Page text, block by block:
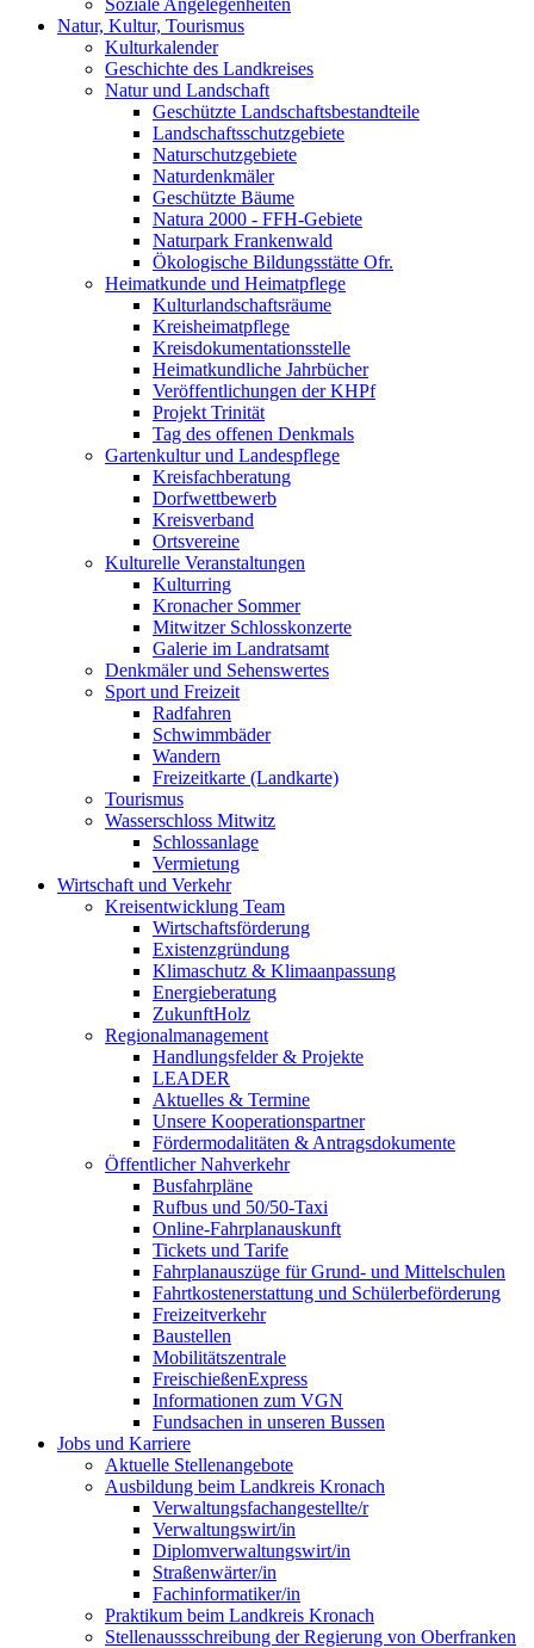
Soziale Angelegenheiten
Natur, Kultur, Tourismus
Kulturkalender
Geschichte des Landkreises
Natur und Landschaft
Geschützte Landschaftsbestandteile
Landschaftsschutzgebiete
Naturschutzgebiete
Naturdenkmäler
Geschützte Bäume
Natura 2000 - FFH-Gebiete
Naturpark Frankenwald
Ökologische Bildungsstätte Ofr.
Heimatkunde und Heimatpflege
Kulturlandschaftsräume
Kreisheimatpflege
Kreisdokumentationsstelle
Heimatkundliche Jahrbücher
Veröffentlichungen der KHPf
Projekt Trinität
Tag des offenen Denkmals
Gartenkultur und Landespflege
Kreisfachberatung
Dorfwettbewerb
Kreisverband
Ortsvereine
Kulturelle Veranstaltungen
Kulturring
Kronacher Sommer
Mitwitzer Schlosskonzerte
Galerie im Landratsamt
Denkmäler und Sehenswertes
Sport und Freizeit
Radfahren
Schwimmbäder
Wandern
Freizeitkarte (Landkarte)
Tourismus
Wasserschloss Mitwitz
Schlossanlage
Vermietung
Wirtschaft und Verkehr
Kreisentwicklung Team
Wirtschaftsförderung
Existenzgründung
Klimaschutz & Klimaanpassung
Energieberatung
ZukunftHolz
Regionalmanagement
Handlungsfelder & Projekte
LEADER
Aktuelles & Termine
Unsere Kooperationspartner
Fördermodalitäten & Antragsdokumente
Öffentlicher Nahverkehr
Busfahrpläne
Rufbus und 50/50-Taxi
Online-Fahrplanauskunft
Tickets und Tarife
Fahrplanauszüge für Grund- und Mittelschulen
Fahrtkostenerstattung und Schülerbeförderung
Freizeitverkehr
Baustellen
Mobilitätszentrale
FreischießenExpress
Informationen zum VGN
Fundsachen in unseren Bussen
Jobs und Karriere
Aktuelle Stellenangebote
Ausbildung beim Landkreis Kronach
Verwaltungsfachangestellte/r
Verwaltungswirt/in
Diplomverwaltungswirt/in
Straßenwärter/in
Fachinformatiker/in
Praktikum beim Landkreis Kronach
Stellenaussschreibung der Regierung von Oberfranken